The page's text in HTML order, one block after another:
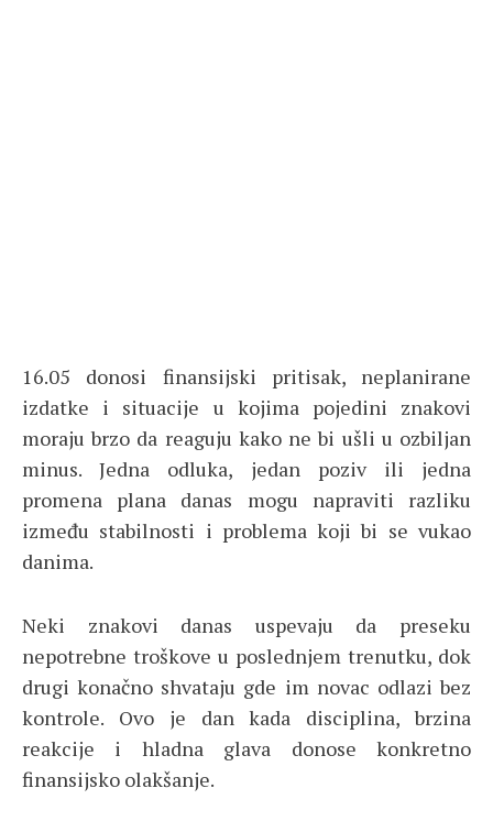
16.05 donosi finansijski pritisak, neplanirane
izdatke i situacije u kojima pojedini znakovi
moraju brzo da reaguju kako ne bi ušli u ozbiljan
minus. Jedna odluka, jedan poziv ili jedna
promena plana danas mogu napraviti razliku
između stabilnosti i problema koji bi se vukao
danima.
Neki znakovi danas uspevaju da preseku
nepotrebne troškove u poslednjem trenutku, dok
drugi konačno shvataju gde im novac odlazi bez
kontrole. Ovo je dan kada disciplina, brzina
reakcije i hladna glava donose konkretno
finansijsko olakšanje.